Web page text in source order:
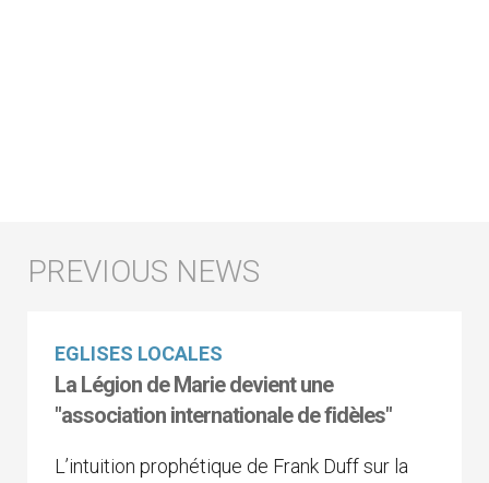
EGLISES LOCALES
La Légion de Marie devient une
"association internationale de fidèles"
L’intuition prophétique de Frank Duff sur la